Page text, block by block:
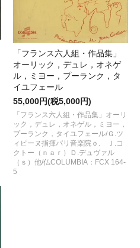
「フランス六人組・作品集」
オーリック，デュレ，オネゲ
ル，ミヨー，プーランク，タ
イユフェール
55,000円(税5,000円)
「フランス六人組・作品集」オーリ
ック，デュレ，オネゲル，ミヨー，
プーランク，タイユフェール/Ｇ.ツ
ィピーヌ指揮パリ音楽院ｏ. Ｊ.コ
クトー（ｎａｒ）Ｄ.デュヴァル
（ｓ）他/仏COLUMBIA：FCX 164-
5